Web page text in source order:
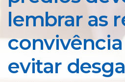
lembrar as
evitar